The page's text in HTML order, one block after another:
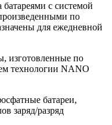
батареями с системой
по
для ежедневной
изготовленные по
технологии NANO
батареи,
заряд/разряд